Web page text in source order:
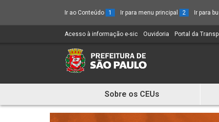
Ir ao Conteúdo 1 Ir para menu principal 2 Ir para
Acesso à informação e-sic (Link
um
novo
Ouvidoria (Link
Portal da
e
Sobre os CEUs